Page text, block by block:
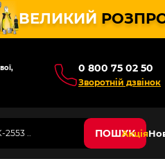
ВЕЛИКИЙ
0 800 75 02 50
Зворотній дзвінок
ПОШУКАкція